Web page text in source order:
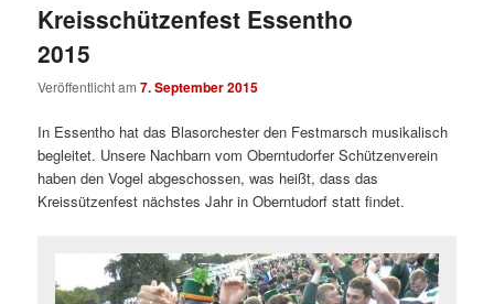
Kreisschützenfest Essentho
2015
Veröffentlicht am7. September 2015
In Essentho hat das Blasorchester den Festmarsch musikalisch
begleitet. Unsere Nachbarn vom Oberntudorfer Schützenverein
haben den Vogel abgeschossen, was heißt, dass das
Kreissützenfest nächstes Jahr in Oberntudorf statt findet.